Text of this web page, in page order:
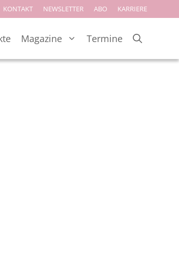
KONTAKT NEWSLETTER ABO KARRIERE
Magazine Termine